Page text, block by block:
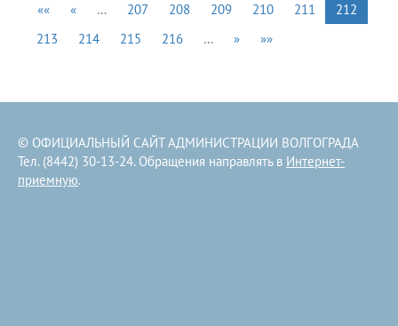
«« « … 207 208 209 210 211
212
213
214 215 216 … » »»
© ОФИЦИАЛЬНЫЙ САЙТ АДМИНИСТРАЦИИ ВОЛГОГРАДА
Тел. (8442) 30-13-24. Обращения направлять в Интернет-
приемную.